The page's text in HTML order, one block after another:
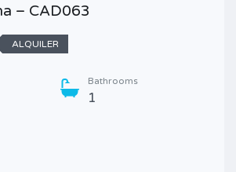
– CAD063
ALQUILER
Bathrooms
1